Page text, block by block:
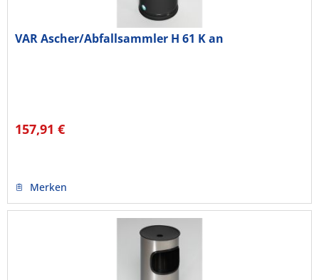
VAR Ascher/Abfallsammler H 61 K an
157,91 €
Merken